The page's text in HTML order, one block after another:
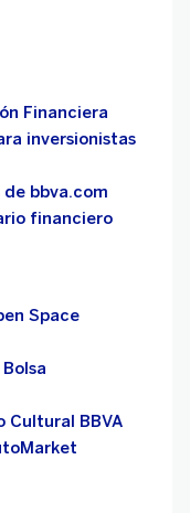
Financiera
inversionistas
bbva.com
financiero
Space
Cultural BBVA